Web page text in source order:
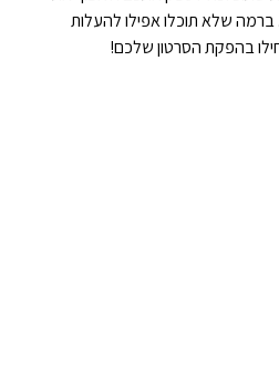
שלא תוכלו אפילו להעלות
בהפקת הסרטון שלכם!